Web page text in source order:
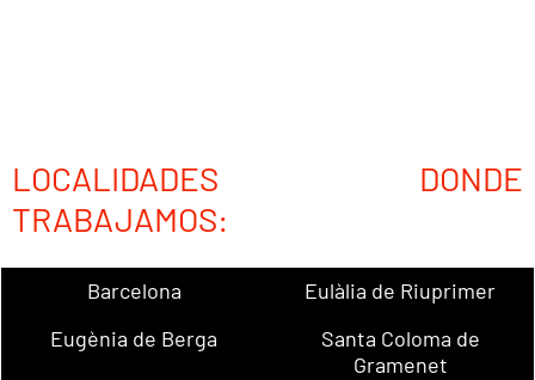
LOCALIDADES DONDE
TRABAJAMOS:
Barcelona
Eulàlia de Riuprimer
Eugènia de Berga
Santa Coloma de
Gramenet